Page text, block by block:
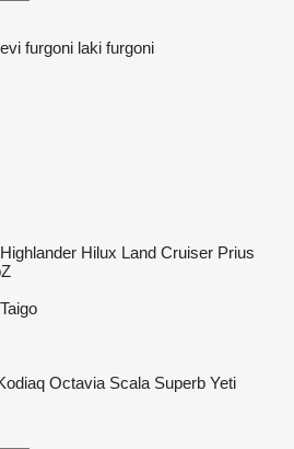
furgoni laki furgoni
Highlander Hilux Land Cruiser Prius
Taigo
Octavia Scala Superb Yeti